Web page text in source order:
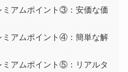
ミアムポイント③：安価な価
ミアムポイント④：簡単な解
ミアムポイント⑤：リアルタ